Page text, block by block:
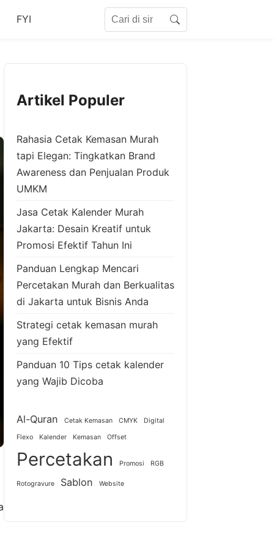
FYI Search
Artikel Populer
Rahasia Cetak Kemasan Murah
tapi Elegan: Tingkatkan Brand
Awareness dan Penjualan Produk
UMKM
Jasa Cetak Kalender Murah
Jakarta: Desain Kreatif untuk
Promosi Efektif Tahun Ini
Panduan Lengkap Mencari
Percetakan Murah dan Berkualitas
di Jakarta untuk Bisnis Anda
Strategi cetak kemasan murah
yang Efektif
Panduan 10 Tips cetak kalender
yang Wajib Dicoba
Al-Quran Cetak Kemasan CMYK Digital
Flexo Kalender Kemasan Offset
Percetakan Promosi RGB
Rotogravure Sablon Website